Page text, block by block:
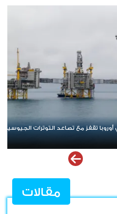
الاتهام.. كيف تحولت الأسواق إلى ساحة
مقالات